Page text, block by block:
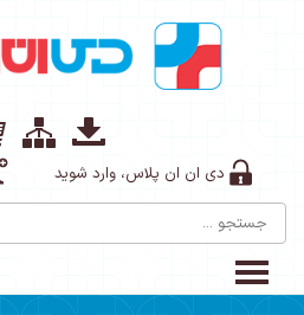
دی ان ان پلاس، وارد شوید